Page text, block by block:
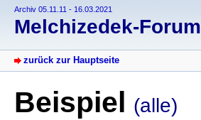
Archiv 05.11.11 - 16.03.2021
Melchizedek-Forum
zurück zur Hauptseite
Beispiel (alle)